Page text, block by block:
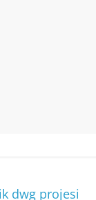
dwg projesi